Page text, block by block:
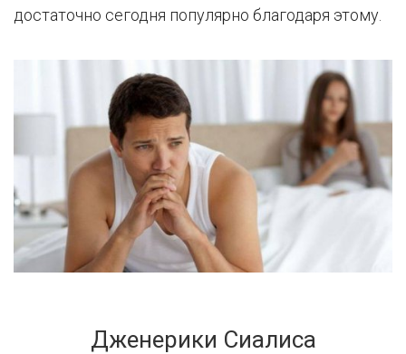
достаточно сегодня популярно благодаря этому.
Дженерики Сиалиса